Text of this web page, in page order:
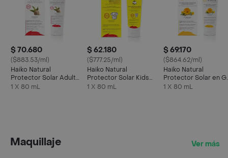
$ 70.680
($883.53/ml)
Haiko Natural
Protector Solar Adulto
Spf 60 Alto Espectro
1 X 80 mL
$ 62.180
($777.25/ml)
Haiko Natural
Protector Solar Kids
Spf 60
1 X 80 mL
$ 69.170
($864.62/ml)
Haiko Natural
Protector Solar en
con Extracto de
1 X 80 mL
Maquillaje Ver más